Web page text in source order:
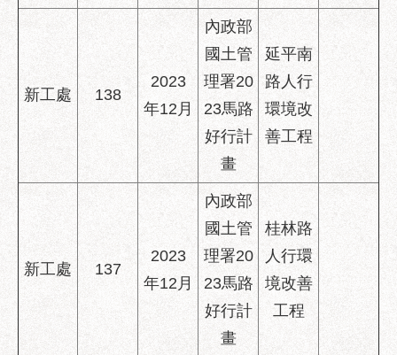
新工處 138
2023
年12月
內政部
國土管
理署20
23馬路
好行計
畫
延平南
路人行
環境改
善工程
新工處 137
2023
年12月
內政部
國土管
理署20
23馬路
好行計
畫
桂林路
人行環
境改善
工程